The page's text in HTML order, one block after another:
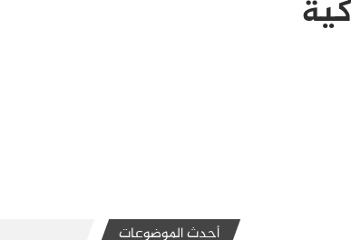
أحدث الموضوعات